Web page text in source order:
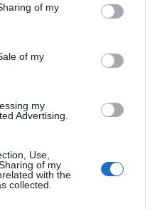
behaviour. You may click to
and its third-party tags to
purposes in below Google
of my
of my
my
Advertising.
Use,
of my
with the
collected.
στο χέρι
σπίτι της